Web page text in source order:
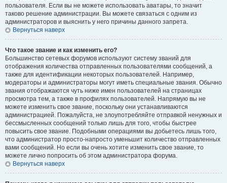
пользователя. Если вы не можете использовать аватары, то значит
таково решение администрации. Вы можете связаться с одним из
администраторов и выяснить у него причины данного запрета.
Вернуться наверх
Что такое звание и как изменить его?
Большинство сетевых форумов используют систему званий для
отображения количества отправленных пользователями сообщений, а
также для идентификации некоторых пользователей. Например,
модераторы и администраторы могут иметь специальные звания. Обычно
звания отображаются чуть ниже имен пользователей на страницах
просмотра тем, а также в профилях пользователей. Напрямую вы не
можете изменить свое звание, поскольку они устанавливаются
администрацией. Пожалуйста, не злоупотребляйте отправкой ненужных и
бессмысленных сообщений только лишь для того, чтобы быстрее
повысить свое звание. Подобными операциями вы добьетесь лишь того,
что администратор просто-напросто уменьшит количество отправленных
вами сообщений. Но если вы очень хотите изменить свое звание, то
можете лично попросить об этом администратора форума.
Вернуться наверх